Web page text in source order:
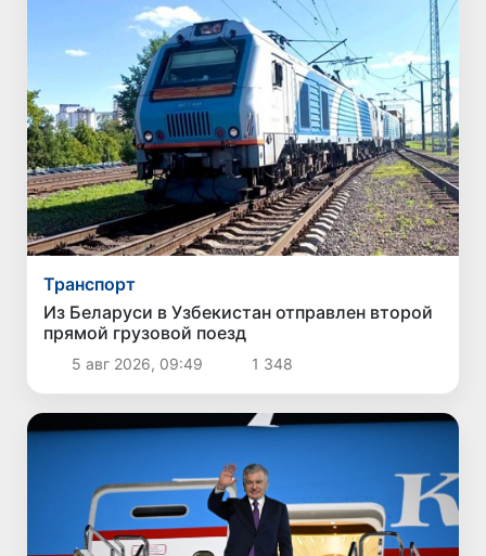
Транспорт
Из Беларуси в Узбекистан отправлен второй
прямой грузовой поезд
5 авг 2026, 09:49 1 348